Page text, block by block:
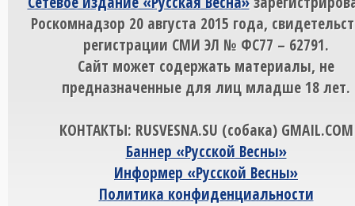
Роскомнадзор 20 августа 2015 года,
регистрации СМИ ЭЛ № ФС77 – 62791.
Сайт может содержать материалы, не
предназначенные для лиц младше 18 лет.
КОНТАКТЫ: RUSVESNA.SU (собака) GMAIL.COM
Баннер «Русской Весны»
Информер «Русской Весны»
Политика конфиденциальности